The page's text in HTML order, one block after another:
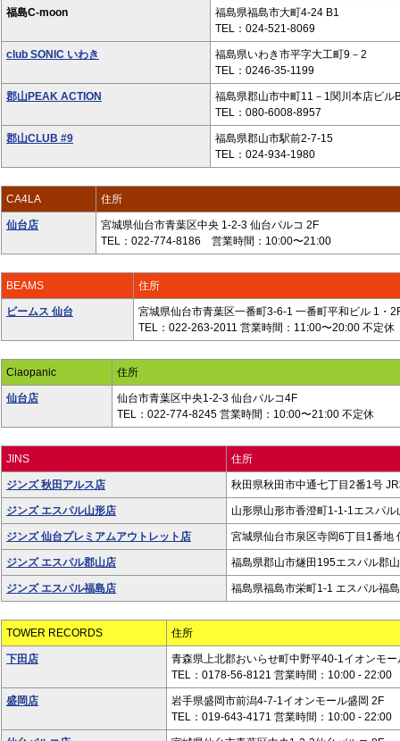
福島C-moon
福島県福島市大町4-24 B1
TEL：024-521-8069
club SONIC いわき
福島県いわき市平字大工町9－2
TEL：0246-35-1199
郡山PEAK ACTION
福島県郡山市中町11－1関川本店ビル
TEL：080-6008-8957
郡山CLUB #9
福島県郡山市駅前2-7-15
TEL：024-934-1980
CA4LA 住所
仙台店
宮城県仙台市青葉区中央 1-2-3 仙台パルコ 2F
TEL：022-774-8186 営業時間：10:00〜21:00
BEAMS 住所
ビームス 仙台
宮城県仙台市青葉区一番町3-6-1 一番町平和ビル 1・
TEL：022-263-2011 営業時間：11:00〜20:00 不定休
Ciaopanic 住所
仙台店
仙台市青葉区中央1-2-3 仙台パルコ4F
TEL：022-774-8245 営業時間：10:00〜21:00 不定休
JINS 住所
ジンズ 秋田アルス店 秋田県秋田市中通七丁目2番1号
ジンズ エスパル山形店 山形県山形市香澄町1-1-1エスパル
ジンズ 仙台プレミアムアウトレット店 宮城県仙台市泉区寺岡6丁目1番地
ジンズ エスパル郡山店 福島県郡山市燧田195エスパル郡
ジンズ エスパル福島店 福島県福島市栄町1-1 エスパル福
TOWER RECORDS 住所
下田店
青森県上北郡おいらせ町中野平40-1イオンモー
TEL：0178-56-8121 営業時間：10:00 - 22:00
盛岡店
岩手県盛岡市前潟4-7-1イオンモール盛岡 2F
TEL：019-643-4171 営業時間：10:00 - 22:00